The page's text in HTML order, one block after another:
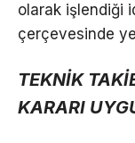
olarak işlendiği
çerçevesinde
TEKNİK
KARARI